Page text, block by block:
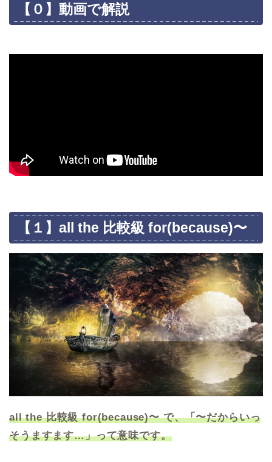
【０】動画で解説
【１】all the 比較級 for(because)〜
all the 比較級 for(because)〜 で、「〜だからいっ
そうますます…」って意味です。